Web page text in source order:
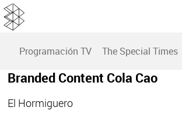
Programación TV The Special Times
Branded Content Cola Cao
El Hormiguero